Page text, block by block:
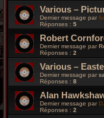
Various –
Dernier message par
Réponses : 5
Robert
Dernier message par
Réponses : 2
Various –
Dernier message par
Réponses : 8
Alan
Dernier message par
Réponses : 2